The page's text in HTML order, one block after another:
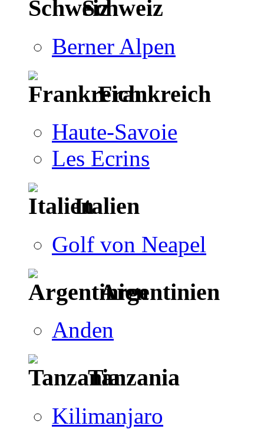
Schweiz
Berner Alpen
Frankreich
Haute-Savoie
Les Ecrins
Italien
Golf von Neapel
Argentinien
Anden
Tanzania
Kilimanjaro